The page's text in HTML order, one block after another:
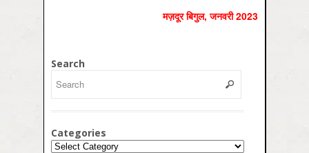
मज़दूर बिगुल, जनवरी 2023
Search
Categories
Categories